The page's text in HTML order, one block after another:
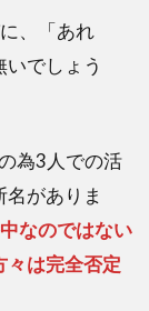
、「あれ
でしょう
為3人での活
がありま
なのではない
々は完全否定